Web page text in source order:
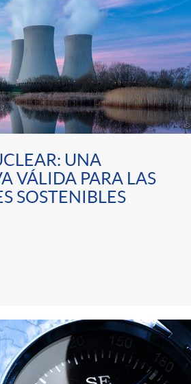
UNA
VÁLIDA PARA LAS
SOSTENIBLES